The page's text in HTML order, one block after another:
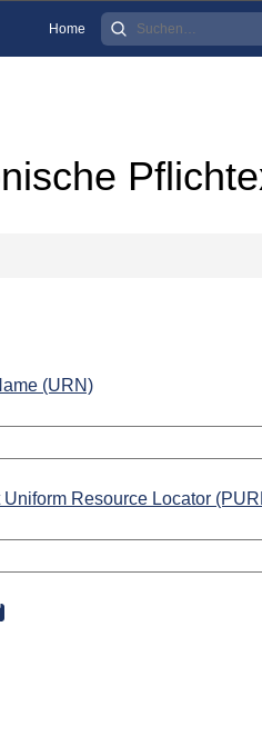
Home
(URN)
Uniform Resource Locator